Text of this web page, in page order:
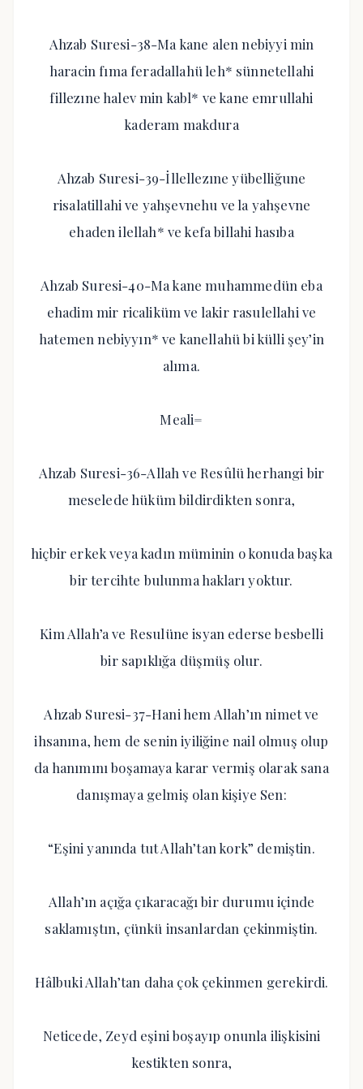
Ahzab Suresi-38-Ma kane alen nebiyyi min
haracin fıma feradallahü leh* sünnetellahi
fillezıne halev min kabl* ve kane emrullahi
kaderam makdura
Ahzab Suresi-39-İllellezıne yübelliğune
risalatillahi ve yahşevnehu ve la yahşevne
ehaden ilellah* ve kefa billahi hasıba
Ahzab Suresi-40-Ma kane muhammedün eba
ehadim mir ricaliküm ve lakir rasulellahi ve
hatemen nebiyyın* ve kanellahü bi külli şey’in
alıma.
Meali=
Ahzab Suresi-36-Allah ve Resûlü herhangi bir
meselede hüküm bildirdikten sonra,
hiçbir erkek veya kadın müminin o konuda başka
bir tercihte bulunma hakları yoktur.
Kim Allah’a ve Resulüne isyan ederse besbelli
bir sapıklığa düşmüş olur.
Ahzab Suresi-37-Hani hem Allah’ın nimet ve
ihsanına, hem de senin iyiliğine nail olmuş olup
da hanımını boşamaya karar vermiş olarak sana
danışmaya gelmiş olan kişiye Sen:
“Eşini yanında tut Allah’tan kork” demiştin.
Allah’ın açığa çıkaracağı bir durumu içinde
saklamıştın, çünkü insanlardan çekinmiştin.
Hâlbuki Allah’tan daha çok çekinmen gerekirdi.
Neticede, Zeyd eşini boşayıp onunla ilişkisini
kestikten sonra,